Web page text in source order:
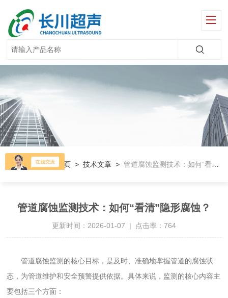
当前位置： 首页 >技术文章 >管道腐蚀监测技术：如何“看清”隐形腐蚀？
管道腐蚀监测技术：如何“看清”隐形腐蚀？
更新时间：2026-01-07 | 点击率：764
管道腐蚀监测的核心目标，是及时、准确地掌握管道的腐蚀状
态，为管道维护和安全预警提供依据。具体来说，监测的核心内容主
要包括三个方面：